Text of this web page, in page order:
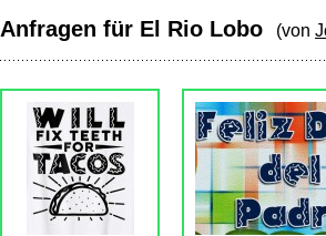
Anfragen für El Rio Lobo (von